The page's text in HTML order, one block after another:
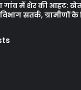
गांव में शेर की आहट:
सतर्क, ग्रामीणों